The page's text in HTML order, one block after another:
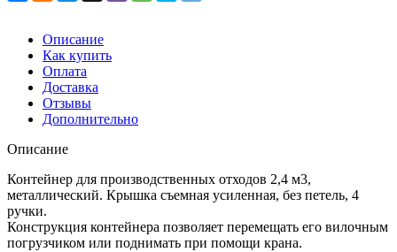
Описание
Как купить
Оплата
Доставка
Отзывы
Дополнительно
Описание
Контейнер для производственных отходов 2,4 м3,
металлический. Крышка съемная усиленная, без петель, 4
ручки.
Конструкция контейнера позволяет перемещать его вилочным
погрузчиком или поднимать при помощи крана.